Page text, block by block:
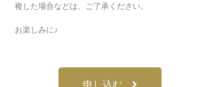
複した場合などは、ご了承ください。
お楽しみに♪